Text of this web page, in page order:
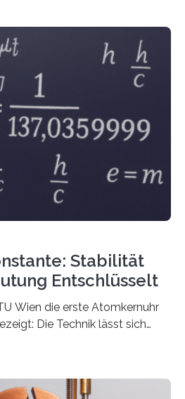
Stabilität
Entschlüsselt
Wien die erste Atomkernuhr
Die Technik lässt sich
Thorium-
Das hatte man jahrzehntelang